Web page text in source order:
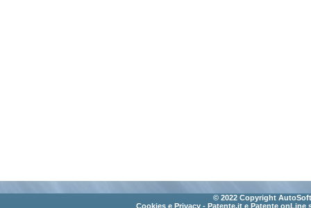
© 2022 Copyright
Cookies e Privacy - Patente.it e Patente onLine